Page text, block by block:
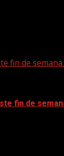
fin de
fin de